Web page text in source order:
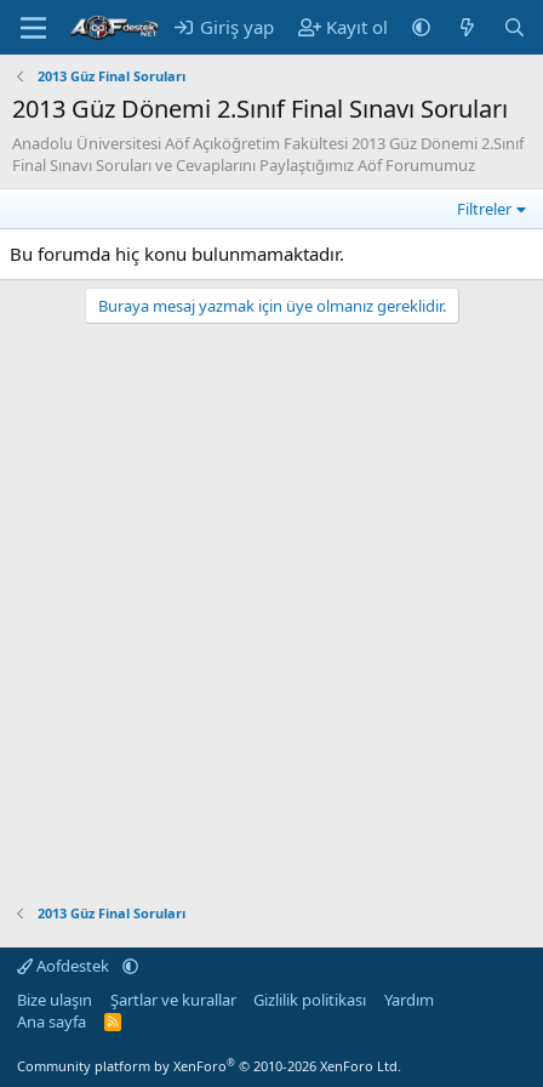
Giriş yap Kayıt ol
2013 Güz Final Soruları
2013 Güz Dönemi 2.Sınıf Final Sınavı Soruları
Anadolu Üniversitesi Aöf Açıköğretim Fakültesi 2013 Güz Dönemi 2.Sınıf
Final Sınavı Soruları ve Cevaplarını Paylaştığımız Aöf Forumumuz
Filtreler
Bu forumda hiç konu bulunmamaktadır.
Buraya mesaj yazmak için üye olmanız gereklidir.
2013 Güz Final Soruları
Aofdestek
Bize ulaşın
Şartlar ve kurallar Gizlilik politikası
Yardım
Ana sayfa
R
Community platform by XenForo® © 2010-2026 XenForo Ltd.